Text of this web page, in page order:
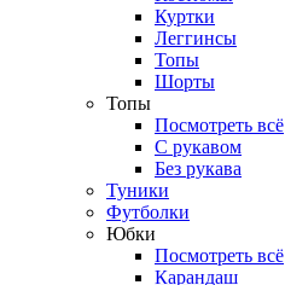
Куртки
Леггинсы
Топы
Шорты
Топы
Посмотреть всё
C рукавом
Без рукава
Туники
Футболки
Юбки
Посмотреть всё
Карандаш